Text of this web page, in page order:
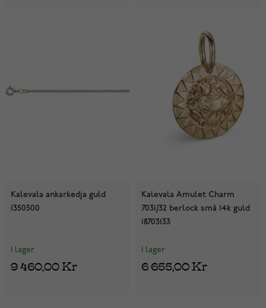
Kalevala ankarkedja guld
1350500
I lager
9 460,00 Kr
Kalevala Amulet Charm
7031/32 berlock små 14k guld
18703133
I lager
6 655,00 Kr